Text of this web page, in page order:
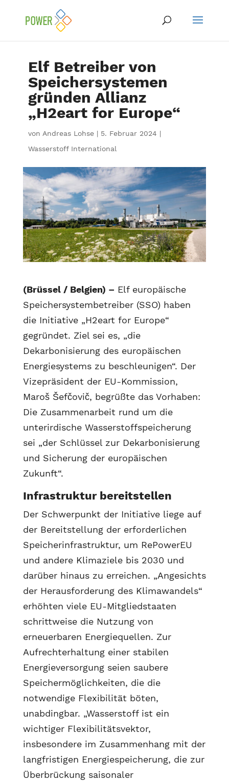
Elf Betreiber von
Speichersystemen
gründen Allianz
„H2eart for Europe“
von Andreas Lohse| 5. Februar 2024 |
Wasserstoff International
(Brüssel / Belgien) – Elf europäische
Speichersystembetreiber (SSO) haben
die Initiative „H2eart for Europe“
gegründet. Ziel sei es, „die
Dekarbonisierung des europäischen
Energiesystems zu beschleunigen“. Der
Vizepräsident der EU-Kommission,
Maroš Šefčovič, begrüßte das Vorhaben:
Die Zusammenarbeit rund um die
unterirdische Wasserstoffspeicherung
sei „der Schlüssel zur Dekarbonisierung
und Sicherung der europäischen
Zukunft“.
Infrastruktur bereitstellen
Der Schwerpunkt der Initiative liege auf
der Bereitstellung der erforderlichen
Speicherinfrastruktur, um RePowerEU
und andere Klimaziele bis 2030 und
darüber hinaus zu erreichen. „Angesichts
der Herausforderung des Klimawandels“
erhöhten viele EU-Mitgliedstaaten
schrittweise die Nutzung von
erneuerbaren Energiequellen. Zur
Aufrechterhaltung einer stabilen
Energieversorgung seien saubere
Speichermöglichkeiten, die die
notwendige Flexibilität böten,
unabdingbar. „Wasserstoff ist ein
wichtiger Flexibilitätsvektor,
insbesondere im Zusammenhang mit der
langfristigen Energiespeicherung, die zur
Überbrückung saisonaler